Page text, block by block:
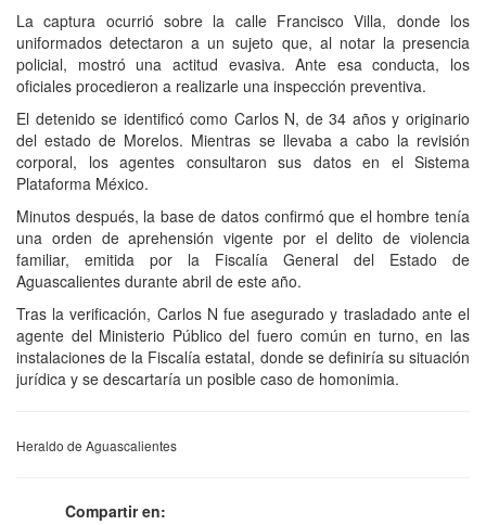
La captura ocurrió sobre la calle Francisco Villa, donde los
uniformados detectaron a un sujeto que, al notar la presencia
policial, mostró una actitud evasiva. Ante esa conducta, los
oficiales procedieron a realizarle una inspección preventiva.
El detenido se identificó como Carlos N, de 34 años y originario
del estado de Morelos. Mientras se llevaba a cabo la revisión
corporal, los agentes consultaron sus datos en el Sistema
Plataforma México.
Minutos después, la base de datos confirmó que el hombre tenía
una orden de aprehensión vigente por el delito de violencia
familiar, emitida por la Fiscalía General del Estado de
Aguascalientes durante abril de este año.
Tras la verificación, Carlos N fue asegurado y trasladado ante el
agente del Ministerio Público del fuero común en turno, en las
instalaciones de la Fiscalía estatal, donde se definiría su situación
jurídica y se descartaría un posible caso de homonimia.
Heraldo de Aguascalientes
Compartir en: